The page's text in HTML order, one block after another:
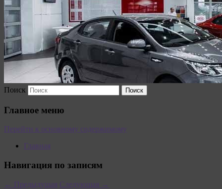
Поиск
Главное меню
Перейти к основному содержимому
Главная
Навигация по записям
← Предыдущая Следующая →